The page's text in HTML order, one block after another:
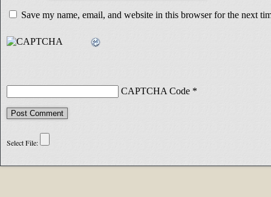
Save my name, email, and website in this browser for the next
CAPTCHA Code *